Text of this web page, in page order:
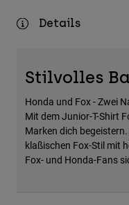
Hüte & Mützen
Alle anzeigen
Details
Stilvolles
Honda und Fox - Zwei
Mit dem Junior-T-Shirt
Marken dich
klaßischen Fox-Stil mit
Fox- und Honda-Fans